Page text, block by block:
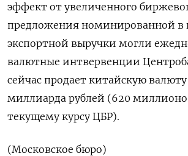
эффект от увеличенного
предложения номинированной в
экспортной выручки могли
валютные интвервенции
сейчас продает китайскую валюту
миллиарда рублей (620
текущему курсу ЦБР).
(Московское бюро)